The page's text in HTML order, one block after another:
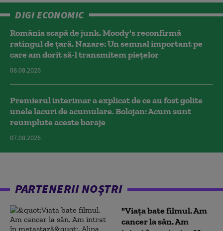
DIGI ECONOMIC
România scapă de junk. Moody's reconfirmă
ratingul de țară. Nazare: Un semnal important pe
care am dorit să-l transmitem piețelor
08.08.2026
Premierul interimar a explicat de ce au fost golite
unele lacuri de acumulare. Bolojan: Acum sunt
reumplute aceste baraje
07.08.2026
PARTENERII NOȘTRI
"Viața bate filmul. Am
cancer la sân. Am